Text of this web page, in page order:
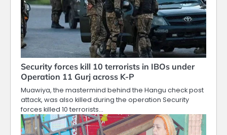
Security forces kill 10 terrorists in IBOs under
Operation 11 Gurj across K-P
Muawiya, the mastermind behind the Hangu check post
attack, was also killed during the operation Security
forces killed 10 terrorists…